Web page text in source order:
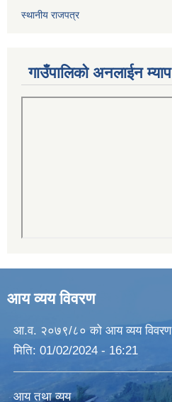
स्थानीय राजपत्र
गाउँपालिको अनलाईन म्याप
आय व्यय विवरण
आ.व. २०७९/८० को आय व्यय विवरण
मिति: 01/02/2024 - 16:21
आय तथा व्यय